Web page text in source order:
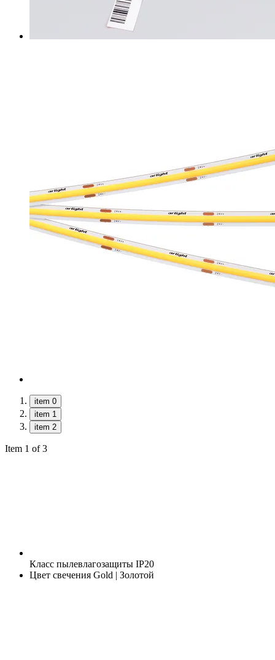
item 0
item 1
item 2
Item 1 of 3
Класс пылевлагозащиты IP20
Цвет свечения Gold | Золотой